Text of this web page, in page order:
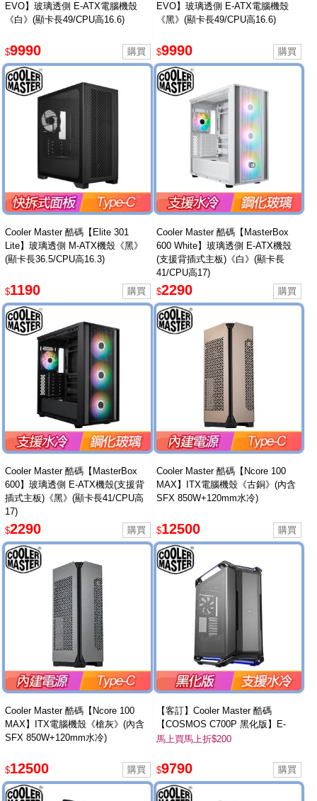
EVO】玻璃透側 E-ATX電腦機殼
《白》(顯卡長49/CPU高16.6)
$9990
EVO】玻璃透側 E-ATX電腦機殼
《黑》(顯卡長49/CPU高16.6)
$9990
Cooler Master 酷碼【Elite 301
Lite】玻璃透側 M-ATX機殼《黑》
(顯卡長36.5/CPU高16.3)
$1190
Cooler Master 酷碼【MasterBox
600 White】玻璃透側 E-ATX機殼
(支援背插式主板)《白》(顯卡長
41/CPU高17)
$2290
Cooler Master 酷碼【MasterBox
600】玻璃透側 E-ATX機殼(支援背
插式主板)《黑》(顯卡長41/CPU高
17)
$2290
Cooler Master 酷碼【Ncore 100
MAX】ITX電腦機殼《古銅》(內含
SFX 850W+120mm水冷)
$12500
Cooler Master 酷碼【Ncore 100
MAX】ITX電腦機殼《槍灰》(內含
SFX 850W+120mm水冷)
$12500
【客訂】Cooler Master 酷碼
【COSMOS C700P 黑化版】E-
ATX 玻璃透側電腦機殼《黑》
馬上買馬上折$200
$9790